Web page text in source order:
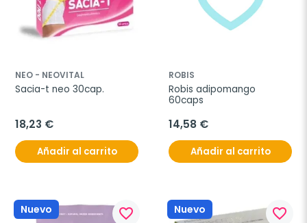
NEO - NEOVITAL
Sacia-t neo 30cap.
18,23 €
Añadir al carrito
ROBIS
Robis adipomango
60caps
14,58 €
Añadir al carrito
Nuevo favorite_border Nuevo favorite_border